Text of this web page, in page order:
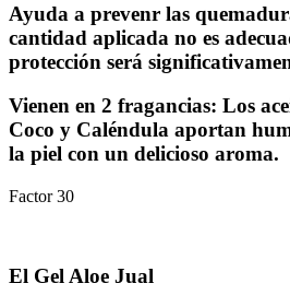
Ayuda a prevenr las
cantidad aplicada no es
protección será
Vienen en 2 fragancias: Los
Coco y Caléndula aportan
la piel con un delicioso aroma.
Factor 30
El Gel Aloe Jual